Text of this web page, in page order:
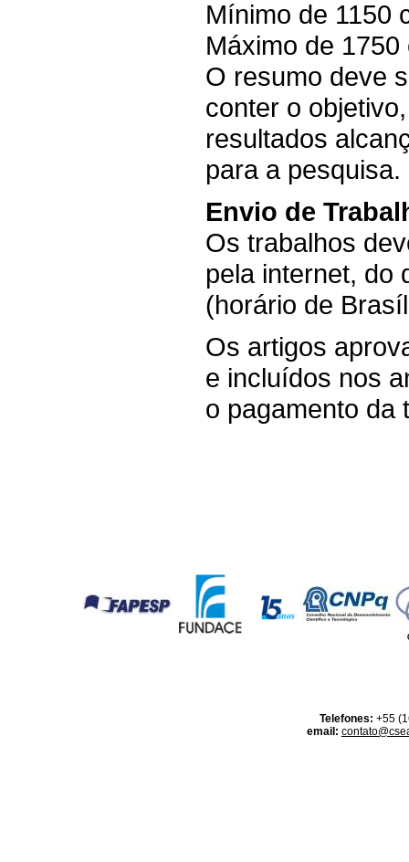
Mínimo de 1150
Máximo de
O resumo deve
conter o
resultados
para a pesquisa.
Envio de
Os trabalhos
pela internet, do
(horário de
Os artigos
e incluídos nos
o pagamento da
Telefones: +55
email: